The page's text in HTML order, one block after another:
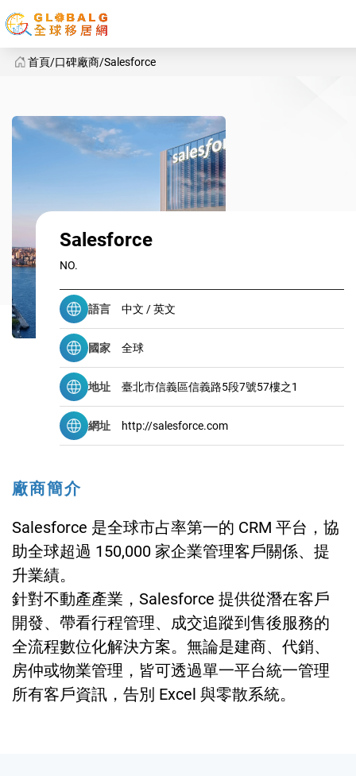
首頁 口碑廠商 Salesforce
Salesforce
NO.
語言 中文 / 英文
國家 全球
地址 臺北市信義區信義路5段7號57樓之1
網址 http://salesforce.com
廠商簡介
Salesforce 是全球市占率第一的 CRM 平台，協
助全球超過 150,000 家企業管理客戶關係、提
升業績。
針對不動產產業，Salesforce 提供從潛在客戶
開發、帶看行程管理、成交追蹤到售後服務的
全流程數位化解決方案。無論是建商、代銷、
房仲或物業管理，皆可透過單一平台統一管理
所有客戶資訊，告別 Excel 與零散系統。